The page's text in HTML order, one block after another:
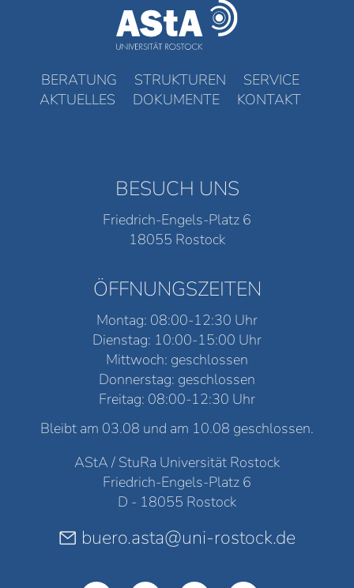
BERATUNG STRUKTUREN
SERVICE
AKTUELLES
DOKUMENTE KONTAKT
BESUCH UNS
Friedrich-Engels-Platz 6
18055 Rostock
ÖFFNUNGSZEITEN
Montag: 08:00-12:30 Uhr
Dienstag: 10:00-15:00 Uhr
Mittwoch: geschlossen
Donnerstag: geschlossen
Freitag: 08:00-12:30 Uhr
Bleibt am 03.08 und am 10.08 geschlossen.
AStA / StuRa Universität Rostock
Friedrich-Engels-Platz 6
D - 18055 Rostock
buero.asta@uni-rostock.de